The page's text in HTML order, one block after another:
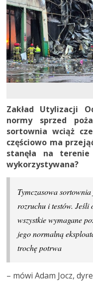
Zakład Utylizacji
normy sprzed
sortownia wciąż
częściowo ma
stanęła na
wykorzystywana?
Tymczasowa
rozruchu i testów. Jeśli
wszystkie wymagane
jego normalną
trochę potrwa
– mówi Adam Jocz,